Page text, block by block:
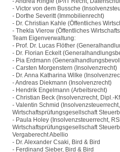
- Victor von dem Bussche
- Dorthe Severitt (Immobilienrecht)
- Dr. Christian Kahle (Öffentliches
- Thekla Vierow (Öffentliches
Team Eigenverwaltung:
- Prof. Dr. Lucas Flöther
- Dr. Florian Eckelt
- Pia Erdmann
- Carsten Morgenstern (Insolvenzrecht)
- Dr. Anna Katharina Wilke
- Andreas Diekmann (Insolvenzrecht)
- Hendrik Engelmann (Arbeitsrecht)
- Christian Beck (Insolvenzrecht, Dipl.-
- Valentin Schmid
Wirtschaftsprüfungsgesellschaft
- Paula Holey (Insolvenzsteuerrecht,
Wirtschaftsprüfungsgesellschaft
Vergaberecht Abellio
- Dr. Alexander Csaki, Bird & Bird
- Ferdinand Sieber, Bird & Bird